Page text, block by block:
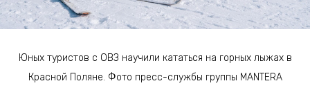
Юных туристов с ОВЗ научили кататься на горных лыжах в
Красной Поляне. Фото пресс-службы группы MANTERA